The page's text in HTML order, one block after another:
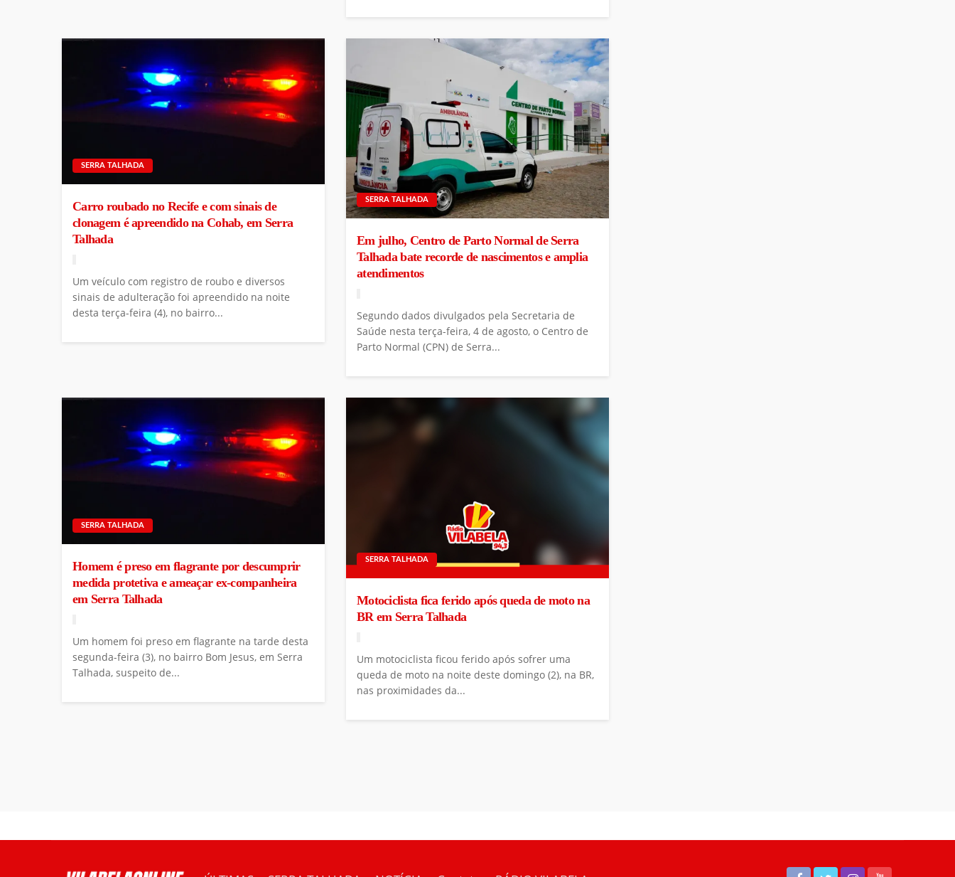
SERRA TALHADA
Carro roubado no Recife e com sinais de
clonagem é apreendido na Cohab, em Serra
Talhada
Um veículo com registro de roubo e diversos
sinais de adulteração foi apreendido na noite
desta terça-feira (4), no bairro...
SERRA TALHADA
Em julho, Centro de Parto Normal de Serra
Talhada bate recorde de nascimentos e amplia
atendimentos
Segundo dados divulgados pela Secretaria de
Saúde nesta terça-feira, 4 de agosto, o Centro de
Parto Normal (CPN) de Serra...
SERRA TALHADA
Homem é preso em flagrante por descumprir
medida protetiva e ameaçar ex-companheira
em Serra Talhada
Um homem foi preso em flagrante na tarde desta
segunda-feira (3), no bairro Bom Jesus, em Serra
Talhada, suspeito de...
SERRA TALHADA
Motociclista fica ferido após queda de moto na
BR em Serra Talhada
Um motociclista ficou ferido após sofrer uma
queda de moto na noite deste domingo (2), na BR,
nas proximidades da...